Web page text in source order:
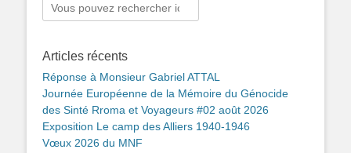
Articles récents
Réponse à Monsieur Gabriel ATTAL
Journée Européenne de la Mémoire du Génocide
des Sinté Rroma et Voyageurs #02 août 2026
Exposition Le camp des Alliers 1940-1946
Vœux 2026 du MNF